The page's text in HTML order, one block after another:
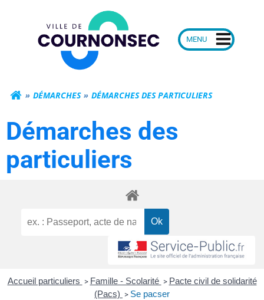
Mairie de
DÉMARCHES DÉMARCHES DES PARTICULIERS
Démarches des
particuliers
Accueil particuliers > Famille - Scolarité > Pacte civil de solidarité
(Pacs) > Se pacser